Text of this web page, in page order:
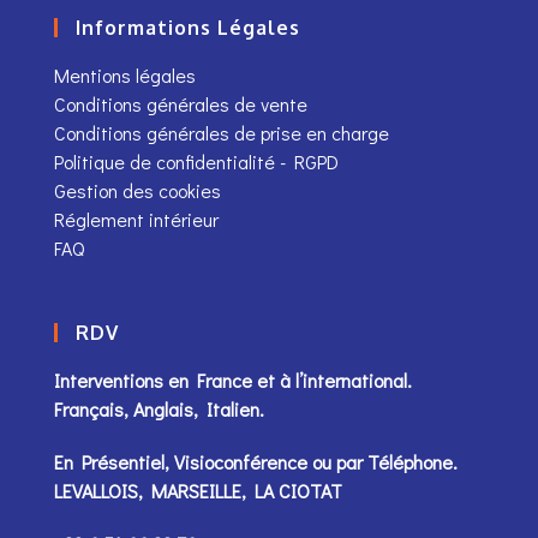
Informations Légales
Mentions légales
Conditions générales de vente
Conditions générales de prise en charge
Politique de confidentialité - RGPD
Gestion des cookies
Réglement intérieur
FAQ
RDV
Interventions en France et à l’international.
Français, Anglais, Italien.
En Présentiel, Visioconférence ou parTéléphone.
LEVALLOIS, MARSEILLE, LA CIOTAT